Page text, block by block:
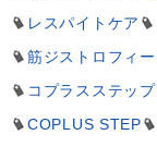
レスパイトケア
筋ジストロフィー
コプラスステップ
COPLUS STEP